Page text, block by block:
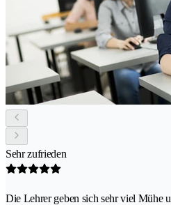
Sehr zufrieden
Die Lehrer geben sich sehr viel Mühe